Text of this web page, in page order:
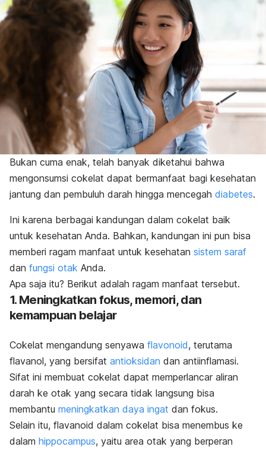
Bukan cuma enak, telah banyak diketahui bahwa
mengonsumsi cokelat dapat bermanfaat bagi kesehatan
jantung dan pembuluh darah hingga mencegah diabetes.
Ini karena berbagai kandungan dalam cokelat baik
untuk kesehatan Anda. Bahkan, kandungan ini pun bisa
memberi ragam manfaat untuk kesehatan sistem saraf
dan fungsi otak Anda.
Apa saja itu? Berikut adalah ragam manfaat tersebut.
1. Meningkatkan fokus, memori, dan
kemampuan belajar
Cokelat mengandung senyawa flavonoid, terutama
flavanol, yang bersifat antioksidan dan antiinflamasi.
Sifat ini membuat cokelat dapat memperlancar aliran
darah ke otak yang secara tidak langsung bisa
membantu meningkatkan daya ingat dan fokus.
Selain itu, flavanoid dalam cokelat bisa menembus ke
dalam hippocampus, yaitu area otak yang berperan